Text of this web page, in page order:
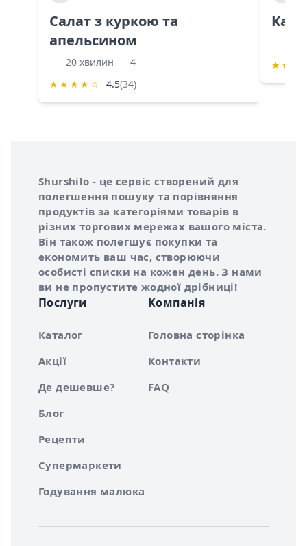
Салат з куркою та
апельсином
20 хвилин
4
★ ★ ★ ★ ☆ 4.5(34)
★ ★
Про сервіс Shurshilo
Shurshilo - це сервіс створений для
полегшення пошуку та порівняння
продуктів за категоріями товарів в
різних торгових мережах вашого міста.
Він також полегшує покупки та
економить ваш час, створюючи
особисті списки на кожен день. З нами
ви не пропустите жодної дрібниці!
Послуги
Каталог
Акції
Де дешевше?
Блог
Рецепти
Супермаркети
Годування малюка
Компанія
Головна сторінка
Контакти
FAQ